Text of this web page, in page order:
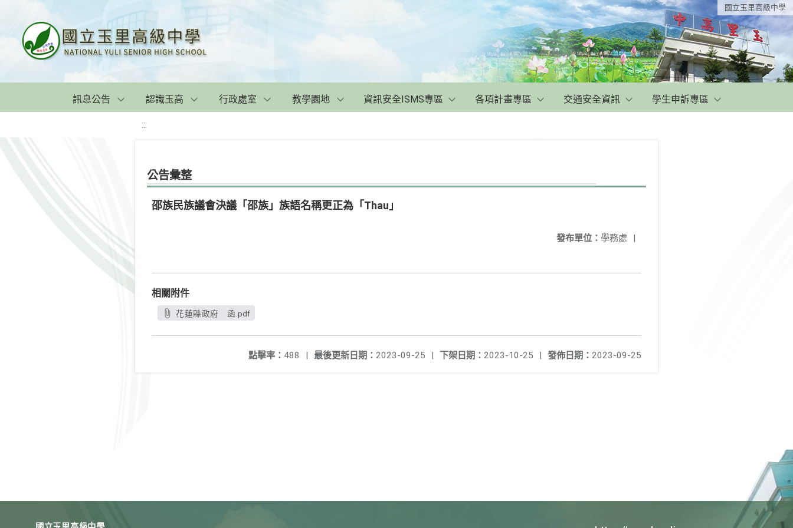
國立玉里高級中學
訊息公告 認識玉高 行政處室 教學園地 資訊安全ISMS專區 各項計畫專區 交通安全資訊 學生申訴專區
:::
公告彙整
邵族民族議會決議「邵族」族語名稱更正為「Thau」
發布單位： 學務處 |
相關附件
花蓮縣政府 函.pdf
發佈日期： 2023-09-25
下架日期： 2023-10-25 |
最後更新日期： 2023-09-25 |
點擊率： 488 |